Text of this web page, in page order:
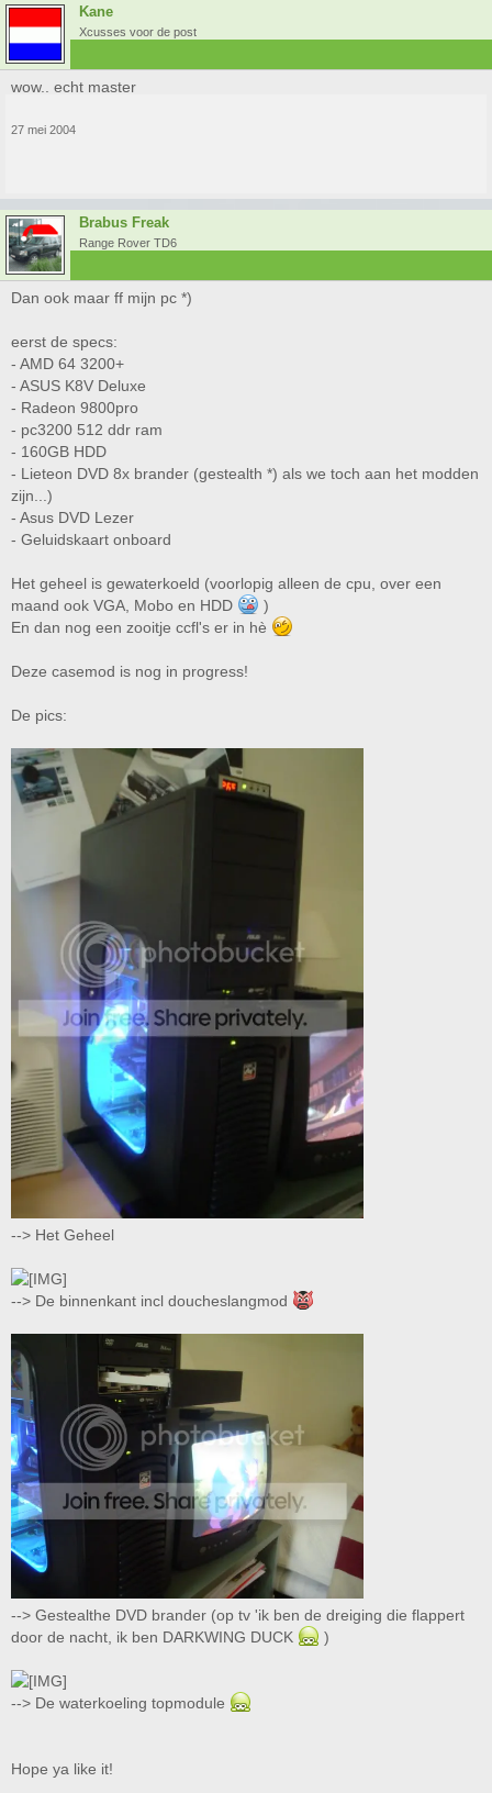
Kane
Xcusses voor de post
wow.. echt master
27 mei 2004
Brabus Freak
Range Rover TD6
Dan ook maar ff mijn pc *)
eerst de specs:
- AMD 64 3200+
- ASUS K8V Deluxe
- Radeon 9800pro
- pc3200 512 ddr ram
- 160GB HDD
- Lieteon DVD 8x brander (gestealth *) als we toch aan het modden
zijn...)
- Asus DVD Lezer
- Geluidskaart onboard
Het geheel is gewaterkoeld (voorlopig alleen de cpu, over een
maand ook VGA, Mobo en HDD
)
En dan nog een zooitje ccfl's er in hè
Deze casemod is nog in progress!
De pics:
--> Het Geheel
--> De binnenkant incl doucheslangmod
--> Gestealthe DVD brander (op tv 'ik ben de dreiging die flappert
door de nacht, ik ben DARKWING DUCK
)
--> De waterkoeling topmodule
Hope ya like it!